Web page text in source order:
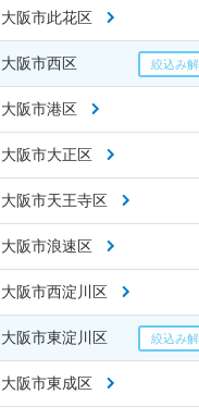
大阪市此花区
大阪市西区
大阪市港区
大阪市大正区
大阪市天王寺区
大阪市浪速区
大阪市西淀川区
大阪市東淀川区
大阪市東成区